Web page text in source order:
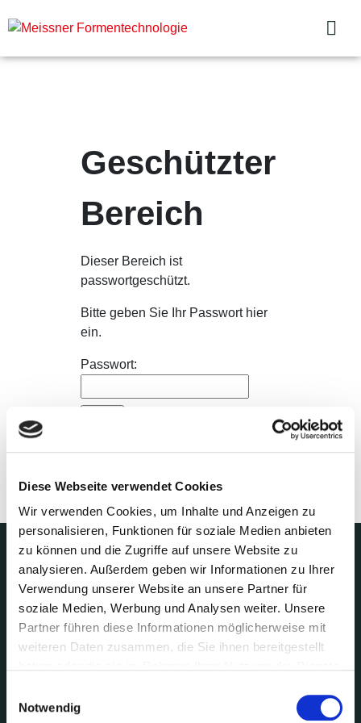
Diese Webseite verwendet Cookies
Wir verwenden Cookies, um Inhalte und Anzeigen zu
personalisieren, Funktionen für soziale Medien anbieten
zu können und die Zugriffe auf unsere Website zu
analysieren. Außerdem geben wir Informationen zu Ihrer
Verwendung unserer Website an unsere Partner für
soziale Medien, Werbung und Analysen weiter. Unsere
Partner führen diese Informationen möglicherweise mit
weiteren Daten zusammen, die Sie ihnen bereitgestellt
erklären Sie sich mit unserer Datenschutzerklärung
Notwendig
Geschützter
Bereich
Dieser Bereich ist
passwortgeschützt.
Bitte geben Sie Ihr Passwort hier
ein.
Passwort:
Wir machen
Unikate.In Serie.